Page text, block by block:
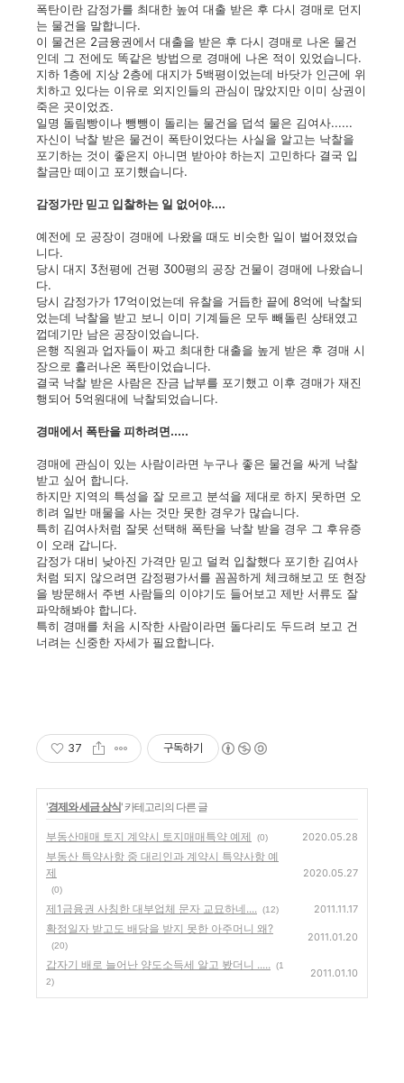
폭탄이란 감정가를 최대한 높여 대출 받은 후 다시 경매로 던지
는 물건을 말합니다.
이 물건은 2금융권에서 대출을 받은 후 다시 경매로 나온 물건
인데 그 전에도 똑같은 방법으로 경매에 나온 적이 있었습니다.
지하 1층에 지상 2층에 대지가 5백평이었는데 바닷가 인근에 위
치하고 있다는 이유로 외지인들의 관심이 많았지만 이미 상권이
죽은 곳이었죠.
일명 돌림빵이나 뺑뺑이 돌리는 물건을 덥석 물은 김여사......
자신이 낙찰 받은 물건이 폭탄이었다는 사실을 알고는 낙찰을
포기하는 것이 좋은지 아니면 받아야 하는지 고민하다 결국 입
찰금만 떼이고 포기했습니다.
감정가만 믿고 입찰하는 일 없어야....
예전에 모 공장이 경매에 나왔을 때도 비슷한 일이 벌어졌었습
니다.
당시 대지 3천평에 건평 300평의 공장 건물이 경매에 나왔습니
다.
당시 감정가가 17억이었는데 유찰을 거듭한 끝에 8억에 낙찰되
었는데 낙찰을 받고 보니 이미 기계들은 모두 빼돌린 상태였고
껍데기만 남은 공장이었습니다.
은행 직원과 업자들이 짜고 최대한 대출을 높게 받은 후 경매 시
장으로 흘러나온 폭탄이었습니다.
결국 낙찰 받은 사람은 잔금 납부를 포기했고 이후 경매가 재진
행되어 5억원대에 낙찰되었습니다.
경매에서 폭탄을 피하려면.....
경매에 관심이 있는 사람이라면 누구나 좋은 물건을 싸게 낙찰
받고 싶어 합니다.
하지만 지역의 특성을 잘 모르고 분석을 제대로 하지 못하면 오
히려 일반 매물을 사는 것만 못한 경우가 많습니다.
특히 김여사처럼 잘못 선택해 폭탄을 낙찰 받을 경우 그 후유증
이 오래 갑니다.
감정가 대비 낮아진 가격만 믿고 덜컥 입찰했다 포기한 김여사
처럼 되지 않으려면 감정평가서를 꼼꼼하게 체크해보고 또 현장
을 방문해서 주변 사람들의 이야기도 들어보고 제반 서류도 잘
파악해봐야 합니다.
특히 경매를 처음 시작한 사람이라면 돌다리도 두드려 보고 건
너려는 신중한 자세가 필요합니다.
37 구독하기
'경제와 세금 상식' 카테고리의 다른 글
부동산매매 토지 계약시 토지매매특약 예제 (0) 2020.05.28
부동산 특약사항 중 대리인과 계약시 특약사항 예
제
(0)
2020.05.27
제1금융권 사칭한 대부업체 문자 교묘하네.... (12) 2011.11.17
확정일자 받고도 배당을 받지 못한 아주머니 왜?
(20)
2011.01.20
갑자기 배로 늘어난 양도소득세 알고 봤더니 .....
(1
2)
2011.01.10